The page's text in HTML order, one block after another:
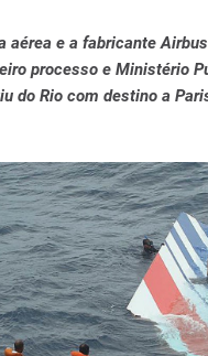
aérea e a fabricante
processo e Ministério
do Rio com destino a